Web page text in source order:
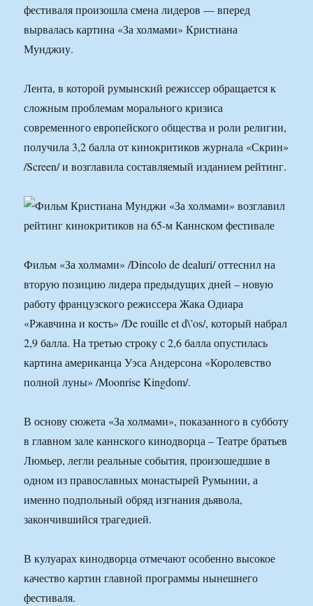
фестиваля произошла смена лидеров — вперед
вырвалась картина «За холмами» Кристиана
Мунджиу.
Лента, в которой румынский режиссер обращается к
сложным проблемам морального кризиса
современного европейского общества и роли религии,
получила 3,2 балла от кинокритиков журнала «Скрин»
/Screen/ и возглавила составляемый изданием рейтинг.
Фильм «За холмами» /Dincolo de dealuri/ оттеснил на
вторую позицию лидера предыдущих дней – новую
работу французского режиссера Жака Одиара
«Ржавчина и кость» /De rouille et d\’os/, который набрал
2,9 балла. На третью строку с 2,6 балла опустилась
картина американца Уэса Андерсона «Королевство
полной луны» /Moonrise Kingdom/.
В основу сюжета «За холмами», показанного в субботу
в главном зале каннского кинодворца – Театре братьев
Люмьер, легли реальные события, произошедшие в
одном из православных монастырей Румынии, а
именно подпольный обряд изгнания дьявола,
закончившийся трагедией.
В кулуарах кинодворца отмечают особенно высокое
качество картин главной программы нынешнего
фестиваля.